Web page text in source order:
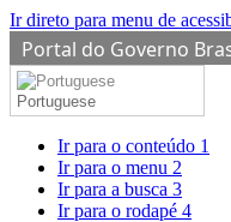
Ir direto para menu de
Portal do Governo
Portuguese
Ir para o conteúdo 1
Ir para o menu 2
Ir para a busca 3
Ir para o rodapé 4